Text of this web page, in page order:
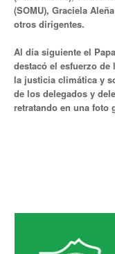
Sec. accidente de
Secretaría de política
Secretaría de asuntos
Secretaría de derechos
Secretaría igualdad de
(SOMU), Graciela
otros dirigentes.
Al día siguiente el
destacó el esfuerzo
la justicia climática y
de los delegados y
retratando en una foto